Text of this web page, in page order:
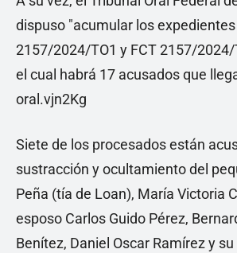
dispuso "acumular los expedientes
2157/2024/TO1 y FCT 2157/
el cual habrá 17 acusados que
oral.vjn2Kg
Siete de los procesados están
sustracción y ocultamiento del
Peña (tía de Loan), María Victoria
esposo Carlos Guido Pérez,
Benítez, Daniel Oscar Ramírez y